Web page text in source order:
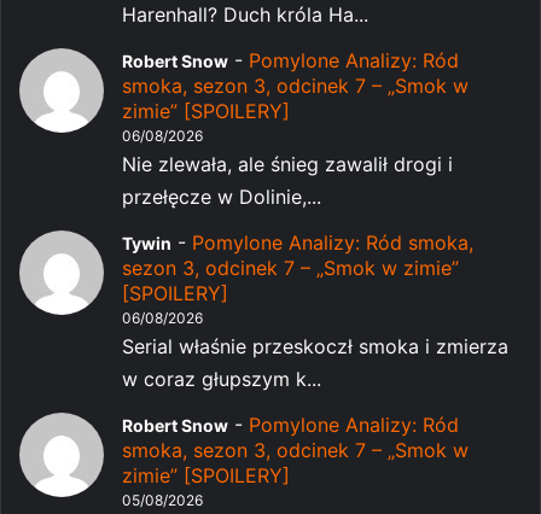
Harenhall? Duch króla Ha...
Robert Snow - Pomylone Analizy: Ród
smoka, sezon 3, odcinek 7 – „Smok w
zimie” [SPOILERY]
06/08/2026
Nie zlewała, ale śnieg zawalił drogi i
przełęcze w Dolinie,...
Tywin - Pomylone Analizy: Ród smoka,
sezon 3, odcinek 7 – „Smok w zimie”
[SPOILERY]
06/08/2026
Serial właśnie przeskoczł smoka i zmierza
w coraz głupszym k...
Robert Snow - Pomylone Analizy: Ród
smoka, sezon 3, odcinek 7 – „Smok w
zimie” [SPOILERY]
05/08/2026